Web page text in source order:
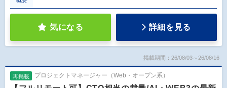
気になる 詳細を見る
掲載期間：26/08/03～26/08/16
再掲載 プロジェクトマネージャー（Web・オープン系）